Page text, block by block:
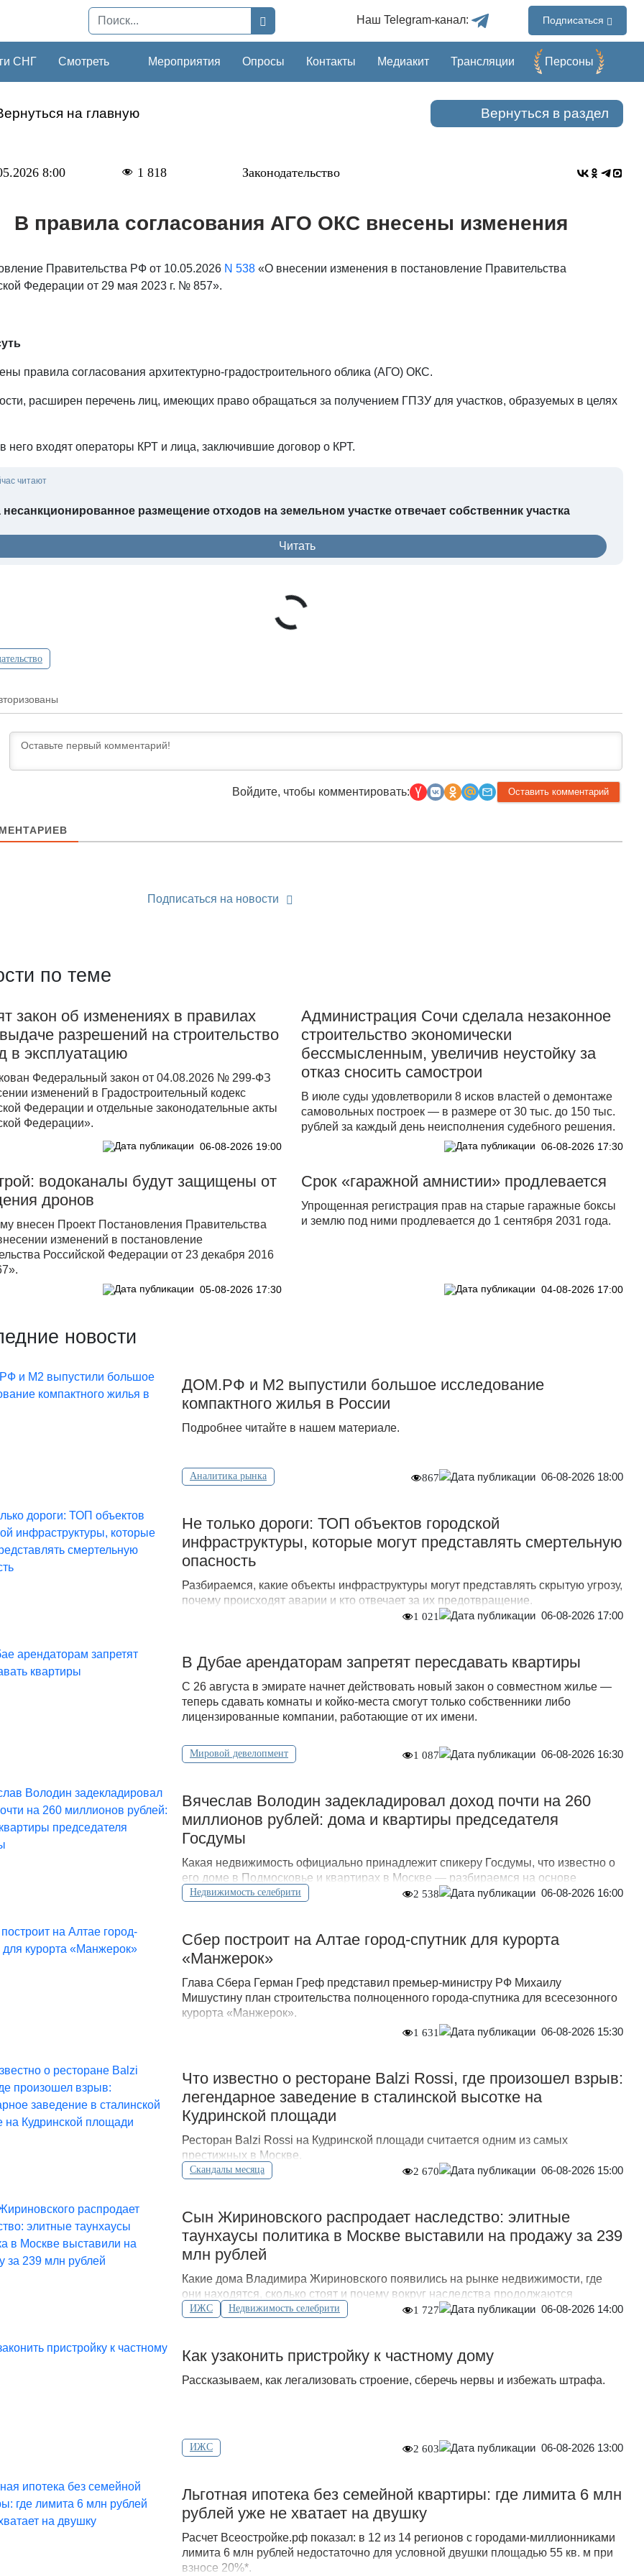
Наш Telegram-канал: Подписаться
СНГ Смотреть Мероприятия Опросы Контакты Медиакит Трансляции Перcоны
на главную Вернуться в раздел
8:00 1 818 Законодательство
В правила согласования АГО ОКС внесены изменения
Правительства РФ от 10.05.2026 N 538 «О внесении изменения в постановление Правительства
Федерации от 29 мая 2023 г. № 857».
правила согласования архитектурно-градостроительного облика (АГО) ОКС.
расширен перечень лиц, имеющих право обращаться за получением ГПЗУ для участков, образуемых в целях
него входят операторы КРТ и лица, заключившие договор о КРТ.
читают
несанкционированное размещение отходов на земельном участке отвечает собственник участка
Читать
Войдите, чтобы комментировать:
Подписаться на новости
по теме
закон об изменениях в правилах
разрешений на строительство
в эксплуатацию
Федеральный закон от 04.08.2026 № 299-ФЗ
изменений в Градостроительный кодекс
Федерации и отдельные законодательные акты
Федерации».
06-08-2026 19:00
Администрация Сочи сделала незаконное
строительство экономически
бессмысленным, увеличив неустойку за
отказ сносить самострои
В июле суды удовлетворили 8 исков властей о демонтаже
самовольных построек — в размере от 30 тыс. до 150 тыс.
рублей за каждый день неисполнения судебного решения.
06-08-2026 17:30
водоканалы будут защищены от
дронов
внесен Проект Постановления Правительства
изменений в постановление
Российской Федерации от 23 декабря 2016
05-08-2026 17:30
Срок «гаражной амнистии» продлевается
Упрощенная регистрация прав на старые гаражные боксы
и землю под ними продлевается до 1 сентября 2031 года.
04-08-2026 17:00
новости
ДOМ.PФ и М2 выпустили большое исследование
компактного жилья в России
Подробнее читайте в нашем материале.
Аналитика рынка 867 06-08-2026 18:00
Не только дороги: ТОП объектов городской
инфраструктуры, которые могут представлять смертельную
опасность
Разбираемся, какие объекты инфраструктуры могут представлять скрытую угрозу,
почему происходят аварии и кто отвечает за их предотвращение.
1 021 06-08-2026 17:00
В Дубае арендаторам запретят пересдавать квартиры
С 26 августа в эмирате начнет действовать новый закон о совместном жилье —
теперь сдавать комнаты и койко-места смогут только собственники либо
лицензированные компании, работающие от их имени.
Мировой девелопмент 1 087 06-08-2026 16:30
Вячеслав Володин задекладировал доход почти на 260
миллионов рублей: дома и квартиры председателя
Госдумы
Какая недвижимость официально принадлежит спикеру Госдумы, что известно о
его доме в Подмосковье и квартирах в Москве — разбираемся на основе
открытых данных.
Недвижимость селебрити 2 538 06-08-2026 16:00
Сбер построит на Алтае город-спутник для курорта
«Манжерок»
Глава Сбера Герман Греф представил премьер-министру РФ Михаилу
Мишустину план строительства полноценного города-спутника для всесезонного
курорта «Манжерок».
1 631 06-08-2026 15:30
Что известно о ресторане Balzi Rossi, где произошел взрыв:
легендарное заведение в сталинской высотке на
Кудринской площади
Ресторан Balzi Rossi на Кудринской площади считается одним из самых
престижных в Москве.
Скандалы месяца 2 670 06-08-2026 15:00
Сын Жириновского распродает наследство: элитные
таунхаусы политика в Москве выставили на продажу за 239
млн рублей
Какие дома Владимира Жириновского появились на рынке недвижимости, где
они находятся, сколько стоят и почему вокруг наследства продолжаются
судебные споры.
ИЖС Недвижимость селебрити 1 727 06-08-2026 14:00
Как узаконить пристройку к частному дому
Рассказываем, как легализовать строение, сберечь нервы и избежать штрафа.
ИЖС 2 603 06-08-2026 13:00
Льготная ипотека без семейной квартиры: где лимита 6 млн
рублей уже не хватает на двушку
Расчет Всеостройке.рф показал: в 12 из 14 регионов с городами-миллионниками
лимита 6 млн рублей недостаточно для условной двушки площадью 55 кв. м при
взносе 20%*.